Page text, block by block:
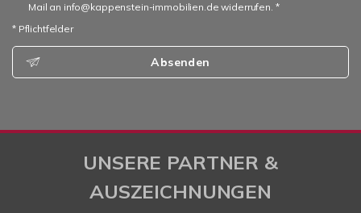
Mail an info@kappenstein-immobilien.de widerrufen. *
* Pflichtfelder
Absenden
UNSERE PARTNER &
AUSZEICHNUNGEN